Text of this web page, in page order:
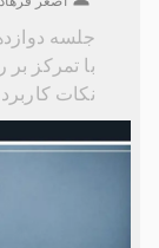
جلسه
با تمرکز
نکات